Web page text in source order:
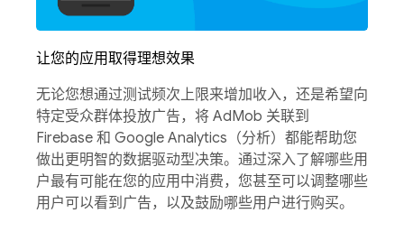
让您的应用取得理想效果
无论您想通过测试频次上限来增加收入，还是希望向
特定受众群体投放广告，将 AdMob 关联到
Firebase 和 Google Analytics（分析）都能帮助您
做出更明智的数据驱动型决策。通过深入了解哪些用
户最有可能在您的应用中消费，您甚至可以调整哪些
用户可以看到广告，以及鼓励哪些用户进行购买。